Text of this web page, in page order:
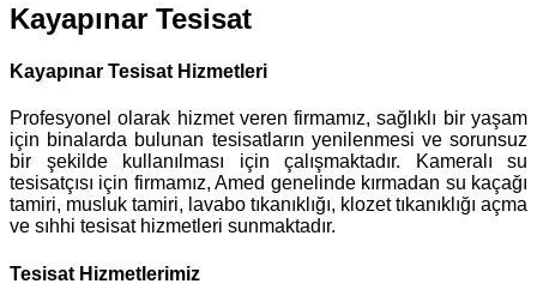
Kayapınar Tesisat
Kayapınar Tesisat Hizmetleri
Profesyonel olarak hizmet veren firmamız, sağlıklı bir yaşam
için binalarda bulunan tesisatların yenilenmesi ve sorunsuz
bir şekilde kullanılması için çalışmaktadır. Kameralı su
tesisatçısı için firmamız, Amed genelinde kırmadan su kaçağı
tamiri, musluk tamiri, lavabo tıkanıklığı, klozet tıkanıklığı açma
ve sıhhi tesisat hizmetleri sunmaktadır.
Tesisat Hizmetlerimiz